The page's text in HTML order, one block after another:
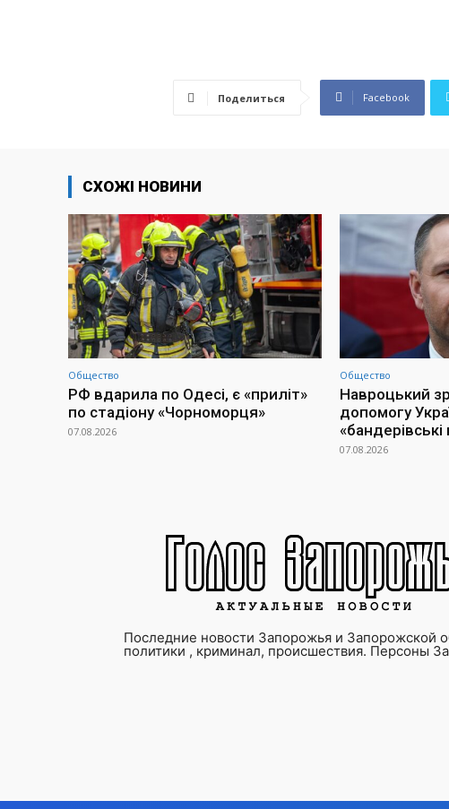
Поделиться Facebook
СХОЖІ НОВИНИ
Общество
РФ вдарила по Одесі, є «приліт»
по стадіону «Чорноморця»
07.08.2026
Общество
Навроцький
допомогу
07.08.2026
Последние новости Запорожья и Запорожской
политики , криминал, происшествия. Персоны